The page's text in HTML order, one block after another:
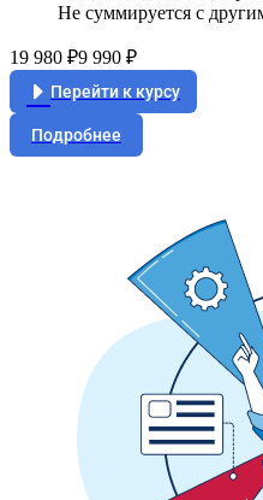
Не суммируется с
19 980 ₽9 990 ₽
Перейти к курсу
Подробнее